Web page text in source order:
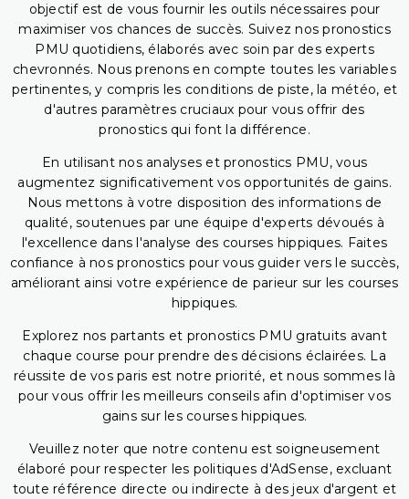
objectif est de vous fournir les outils nécessaires pour
maximiser vos chances de succès. Suivez nos pronostics
PMU quotidiens, élaborés avec soin par des experts
chevronnés. Nous prenons en compte toutes les variables
pertinentes, y compris les conditions de piste, la météo, et
d'autres paramètres cruciaux pour vous offrir des
pronostics qui font la différence.
En utilisant nos analyses et pronostics PMU, vous
augmentez significativement vos opportunités de gains.
Nous mettons à votre disposition des informations de
qualité, soutenues par une équipe d'experts dévoués à
l'excellence dans l'analyse des courses hippiques. Faites
confiance à nos pronostics pour vous guider vers le succès,
améliorant ainsi votre expérience de parieur sur les courses
hippiques.
Explorez nos partants et pronostics PMU gratuits avant
chaque course pour prendre des décisions éclairées. La
réussite de vos paris est notre priorité, et nous sommes là
pour vous offrir les meilleurs conseils afin d'optimiser vos
gains sur les courses hippiques.
Veuillez noter que notre contenu est soigneusement
élaboré pour respecter les politiques d'AdSense, excluant
toute référence directe ou indirecte à des jeux d'argent et